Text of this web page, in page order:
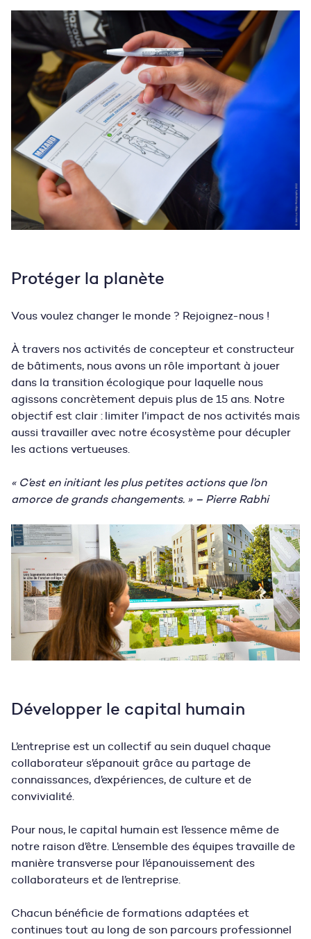
Protéger la planète
Vous voulez changer le monde ? Rejoignez-nous !
À travers nos activités de concepteur et constructeur
de bâtiments, nous avons un rôle important à jouer
dans la transition écologique pour laquelle nous
agissons concrètement depuis plus de 15 ans. Notre
objectif est clair : limiter l’impact de nos activités mais
aussi travailler avec notre écosystème pour décupler
les actions vertueuses.
« C’est en initiant les plus petites actions que l’on
amorce de grands changements. » – Pierre Rabhi
Développer le capital humain
L’entreprise est un collectif au sein duquel chaque
collaborateur s’épanouit grâce au partage de
connaissances, d’expériences, de culture et de
convivialité.
Pour nous, le capital humain est l’essence même de
notre raison d’être. L’ensemble des équipes travaille de
manière transverse pour l’épanouissement des
collaborateurs et de l’entreprise.
Chacun bénéficie de formations adaptées et
continues tout au long de son parcours professionnel